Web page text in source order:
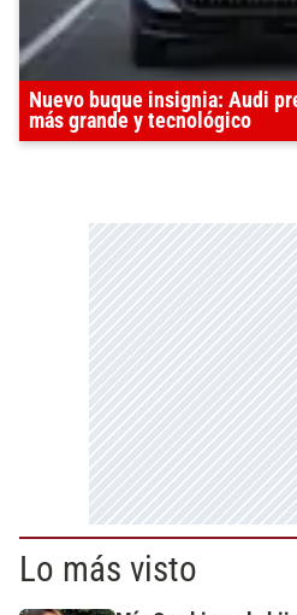
Nuevo buque insignia: Audi
más grande y tecnológico
Lo más visto